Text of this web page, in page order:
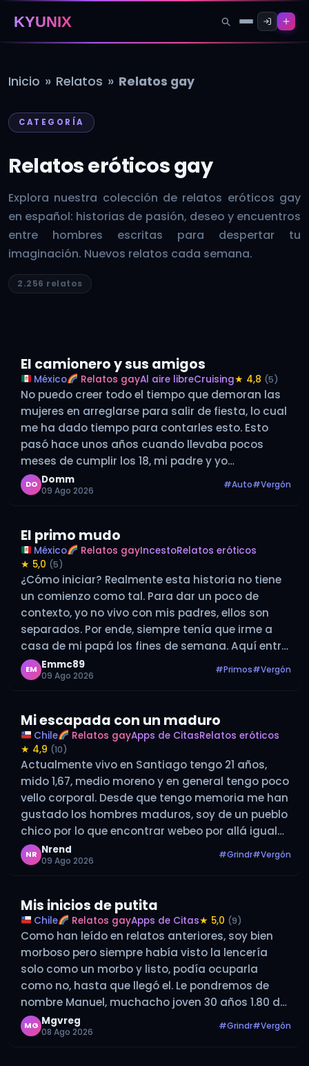
KYUNIX
Inicio » Relatos » Relatos gay
CATEGORÍA
Relatos eróticos gay
Explora nuestra colección de relatos eróticos gay
en español: historias de pasión, deseo y encuentros
entre hombres escritas para despertar tu
imaginación. Nuevos relatos cada semana.
2.256 relatos
El camionero y sus amigos
México Relatos gayAl aire libreCruising★ 4,8 (5)
No puedo creer todo el tiempo que demoran las
mujeres en arreglarse para salir de fiesta, lo cual
me ha dado tiempo para contarles esto. Esto
pasó hace unos años cuando llevaba pocos
meses de cumplir los 18, mi padre y yo
llevábamos muy poco tiempo de mudarnos a
dónde…
DO Domm
09 Ago 2026
#Auto#Vergón
El primo mudo
México Relatos gayIncestoRelatos eróticos
★ 5,0 (5)
¿Cómo iniciar? Realmente esta historia no tiene
un comienzo como tal. Para dar un poco de
contexto, yo no vivo con mis padres, ellos son
separados. Por ende, siempre tenía que irme a
casa de mi papá los fines de semana. Aquí entra
a la historia mi primo (Al que…
EM Emmc89
09 Ago 2026
#Primos#Vergón
Mi escapada con un maduro
Chile Relatos gayApps de CitasRelatos eróticos
★ 4,9 (10)
Actualmente vivo en Santiago tengo 21 años,
mido 1,67, medio moreno y en general tengo poco
vello corporal. Desde que tengo memoria me han
gustado los hombres maduros, soy de un pueblo
chico por lo que encontrar webeo por allá igual
era difícil porque lo ideal es que nadie se…
NR Nrend
09 Ago 2026
#Grindr#Vergón
Mis inicios de putita
Chile Relatos gayApps de Citas★ 5,0 (9)
Como han leído en relatos anteriores, soy bien
morboso pero siempre había visto la lencería
solo como un morbo y listo, podía ocuparla
como no, hasta que llegó el. Le pondremos de
nombre Manuel, muchacho joven 30 años 1.80 de
piel blanca, pelo oscuro, muy piola pero se
guardaba un…
MG Mgvreg
08 Ago 2026
#Grindr#Vergón